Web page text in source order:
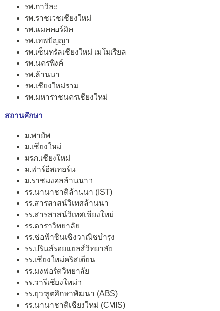
รพ.กาวิละ
รพ.ราชเวชเชียงใหม่
รพ.แมคคอร์มิค
รพ.เทพปัญญา
รพ.เซ็นทรัลเชียงใหม่ เมโมเรียล
รพ.นครพิงค์
รพ.ล้านนา
รพ.เชียงใหม่ราม
รพ.มหาราชนครเชียงใหม่
สถานศึกษา
ม.พายัพ
ม.เชียงใหม่
มรภ.เชียงใหม่
ม.ฟาร์อีสเทอร์น
ม.ราชมงคลล้านนาฯ
รร.นานาชาติล้านนา (IST)
รร.สารสาสน์วิเทศล้านนา
รร.สารสาสน์วิเทศเชียงใหม่
รร.ดาราวิทยาลัย
รร.ช่อฟ้าซินเซิงวาณิชบำรุง
รร.ปรินส์รอยแยลส์วิทยาลัย
รร.เชียงใหม่คริสเตียน
รร.มงฟอร์ตวิทยาลัย
รร.วารีเชียงใหม่ฯ
รร.ยุวฑูตศึกษาพัฒนา (ABS)
รร.นานาชาติเชียงใหม่ (CMIS)